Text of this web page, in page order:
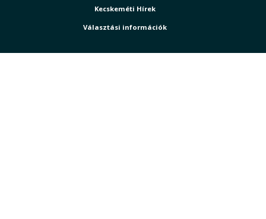
Kecskeméti Hírek
Választási információk